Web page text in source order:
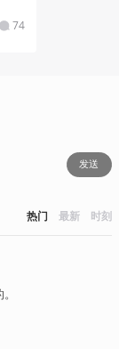
74
发送
热门 最新 时刻